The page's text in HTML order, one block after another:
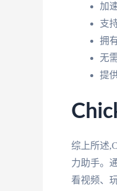
加
支
拥
无
提
综上所述
力助手。
看视频、